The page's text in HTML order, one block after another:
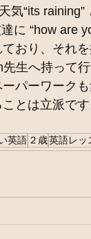
“its raining”
に “how are
おり、それ
生へ持って
パーワーク
とは立派です
英語 ２歳英語レッ